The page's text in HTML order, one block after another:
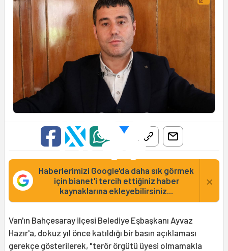
Haberlerimizi Google'da daha sık görmek
için bianet'i tercih ettiğiniz haber
kaynaklarına ekleyebilirsiniz...
×
Van'ın Bahçesaray ilçesi Belediye Eşbaşkanı Ayvaz
Hazır'a, dokuz yıl önce katıldığı bir basın açıklaması
gerekçe gösterilerek, "terör örgütü üyesi olmamakla